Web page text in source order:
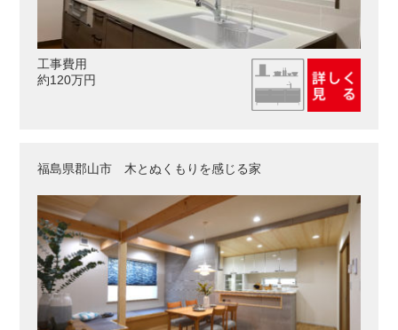
工事費用
約120万円
福島県郡山市 木とぬくもりを感じる家